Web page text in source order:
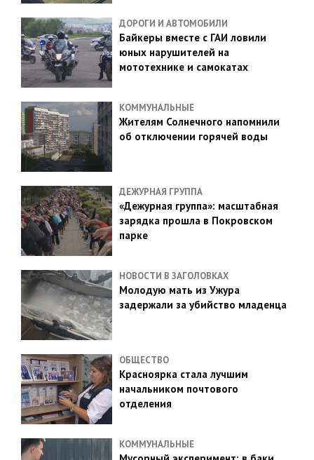
ДОРОГИ И АВТОМОБИЛИ
Байкеры вместе с ГАИ ловили
юных нарушителей на
мототехнике и самокатах
КОММУНАЛЬНЫЕ
Жителям Солнечного напомнили
об отключении горячей воды
ДЕЖУРНАЯ ГРУППА
«Дежурная группа»: масштабная
зарядка прошла в Покровском
парке
НОВОСТИ В ЗАГОЛОВКАХ
Молодую мать из Ужура
задержали за убийство младенца
ОБЩЕСТВО
Красноярка стала лучшим
начальником почтового
отделения
КОММУНАЛЬНЫЕ